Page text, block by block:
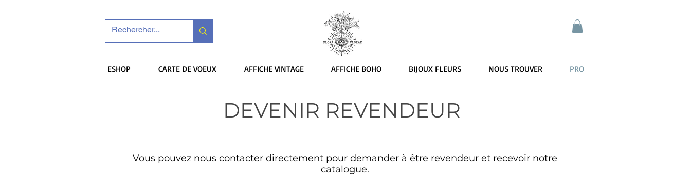
ESHOP CARTE DE VOEUX AFFICHE VINTAGE AFFICHE BOHO BIJOUX FLEURS NOUS TROUVER PRO
DEVENIR REVENDEUR
Vous pouvez nous contacter directement pour demander à être revendeur et recevoir notre
catalogue.